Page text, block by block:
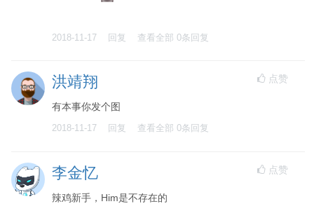
2018-11-17 回复 查看全部 0条回复
洪靖翔 点赞
有本事你发个图
2018-11-17 回复 查看全部 0条回复
李金忆 点赞
辣鸡新手，Him是不存在的